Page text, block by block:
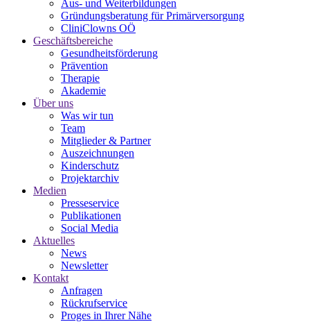
Aus- und Weiterbildungen
Gründungsberatung für Primärversorgung
CliniClowns OÖ
Geschäftsbereiche
Gesundheitsförderung
Prävention
Therapie
Akademie
Über uns
Was wir tun
Team
Mitglieder & Partner
Auszeichnungen
Kinderschutz
Projektarchiv
Medien
Presseservice
Publikationen
Social Media
Aktuelles
News
Newsletter
Kontakt
Anfragen
Rückrufservice
Proges in Ihrer Nähe